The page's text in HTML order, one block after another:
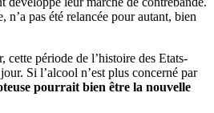
n’a pas été relancée pour autant, bien
cette période de l’histoire des Etats-
Si l’alcool n’est plus concerné par
pourrait bien être la nouvelle